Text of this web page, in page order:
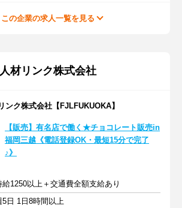
この企業の求人一覧を見る
材リンク株式会社
ンク株式会社【FJLFUKUOKA】
【販売】有名店で働く★チョコレート販売in
福岡三越《電話登録OK・最短15分で完了
♪》
給1250以上＋交通費全額支給あり
5日 1日8時間以上